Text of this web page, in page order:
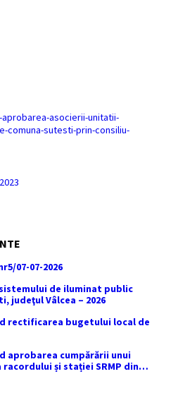
asocierii-unitatii-
comuna-sutesti-prin-consiliu-
07-07-2026
de iluminat public
judeţul Vâlcea – 2026
rectificarea bugetului local de
aprobarea cumpărării unui
și stației SRMP din